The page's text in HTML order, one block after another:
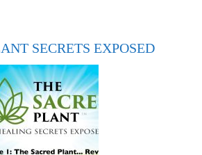
SECRETS EXPOSED